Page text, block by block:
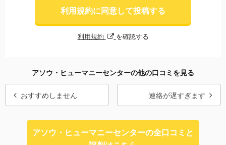
利用規約に同意して投稿する
利用規約 を確認する
アソウ・ヒューマニーセンターの他の口コミを見る
おすすめしません 連絡が遅すぎます
アソウ・ヒューマニーセンターの全口コミと